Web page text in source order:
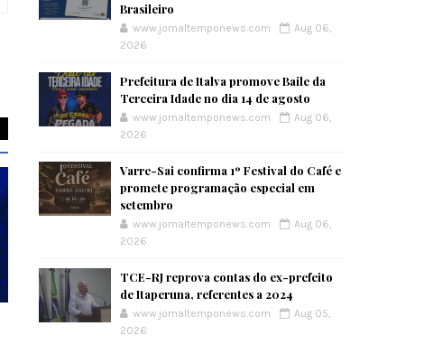
Brasileiro
www.jornaltemponews.com
Aug 06,
2026
Prefeitura de Italva promove Baile da
Terceira Idade no dia 14 de agosto
www.jornaltemponews.com
Aug 06,
2026
Varre-Sai confirma 1º Festival do Café e
promete programação especial em
setembro
www.jornaltemponews.com
Aug 06,
2026
TCE-RJ reprova contas do ex-prefeito
de Itaperuna, referentes a 2024
www.jornaltemponews.com
Aug 05,
2026